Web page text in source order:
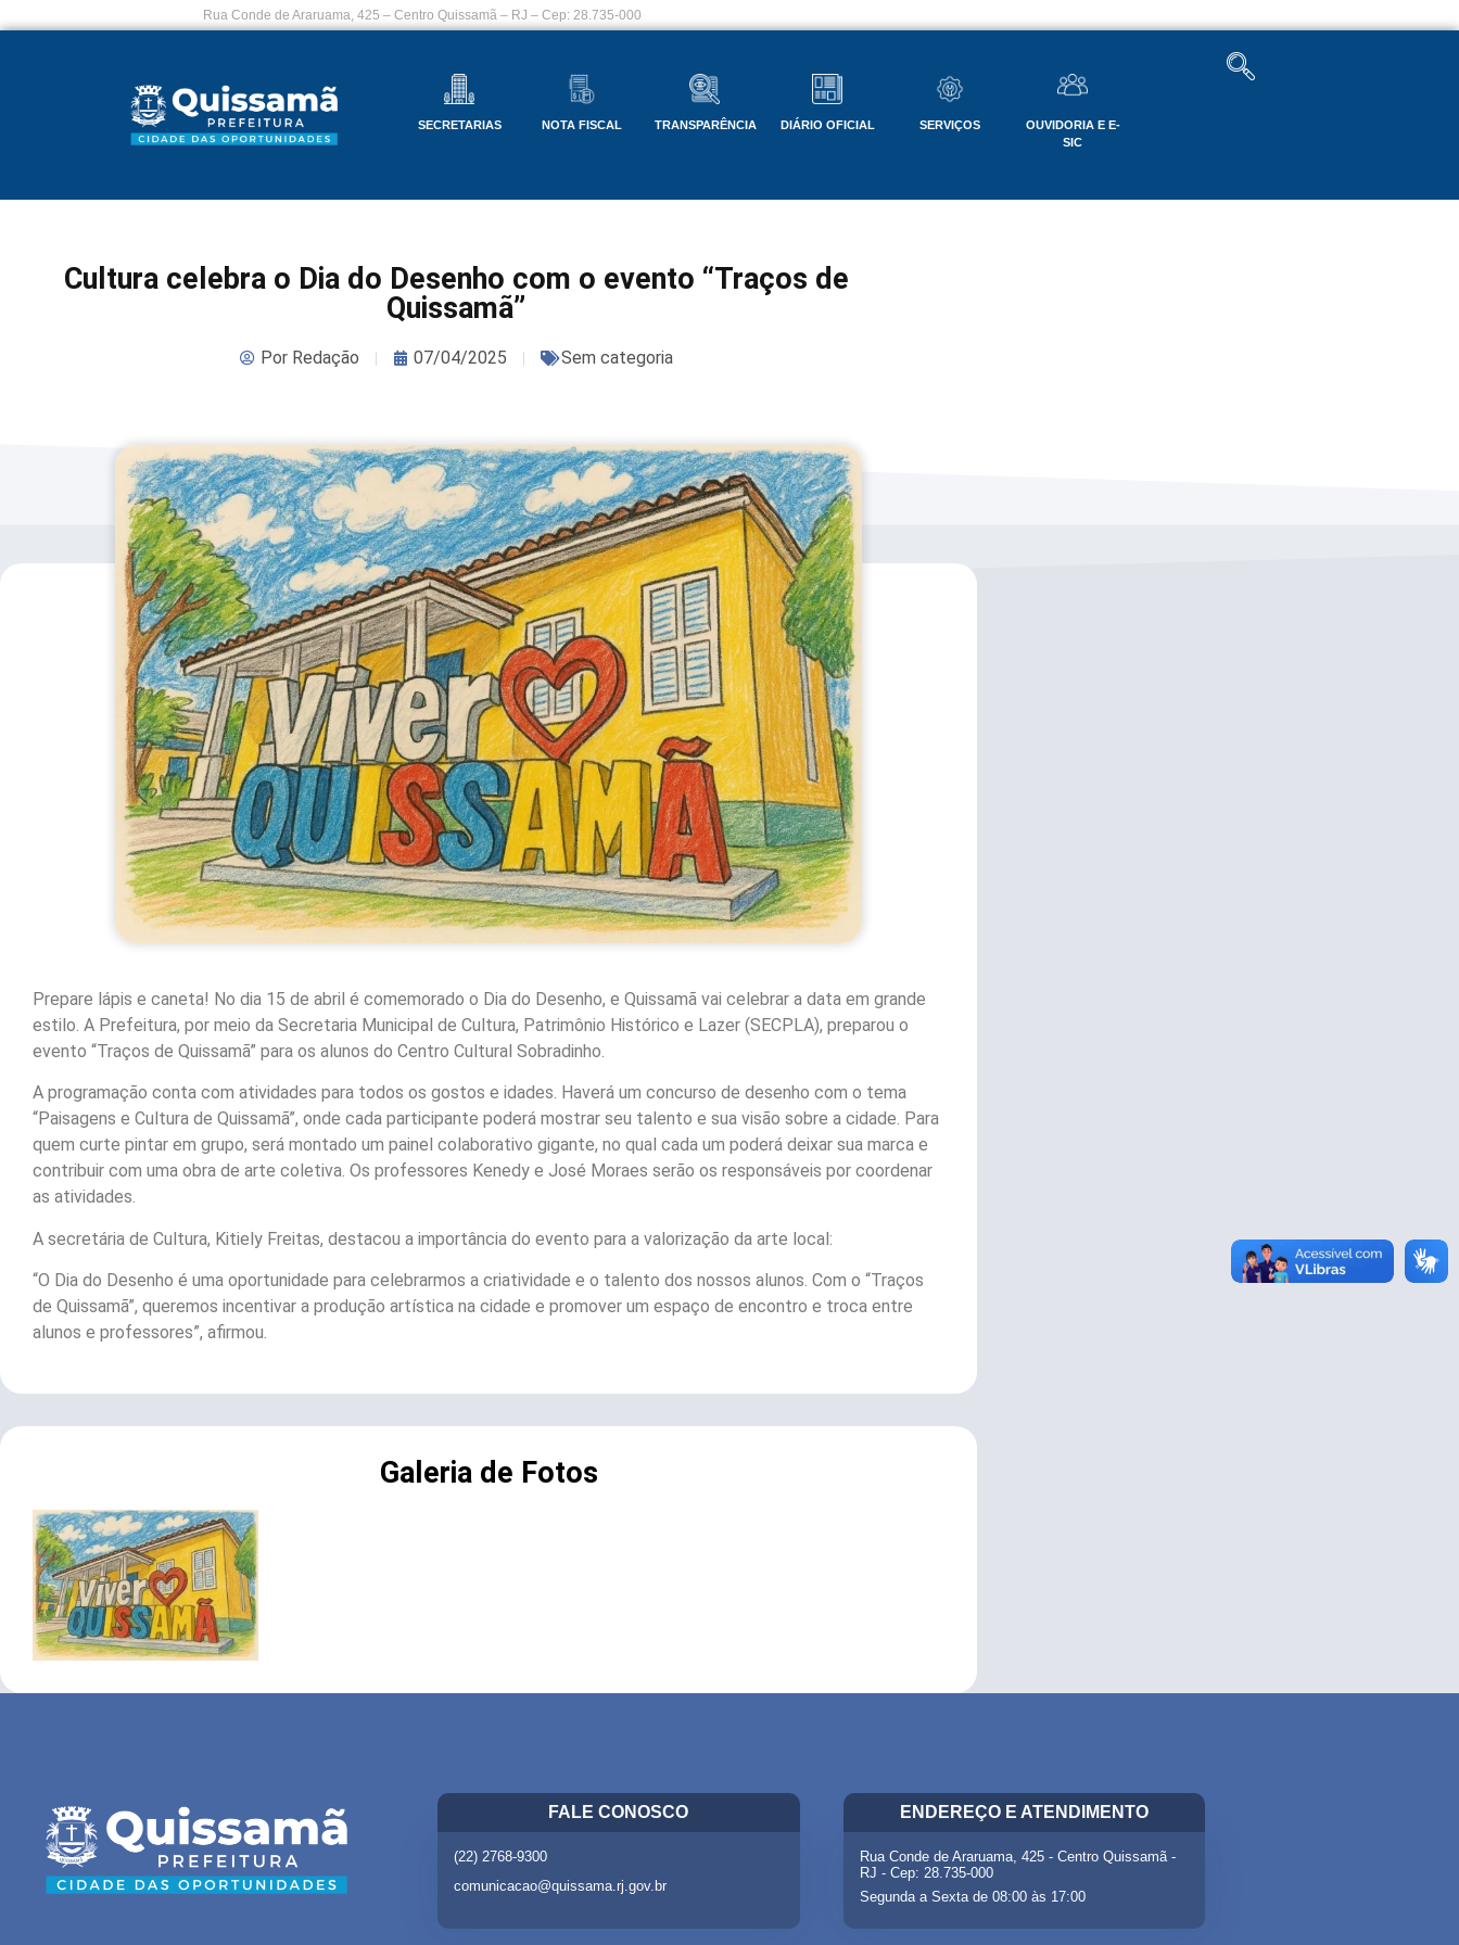
Rua Conde de Araruama, 425 – Centro Quissamã – RJ – Cep: 28.735-000
SECRETARIAS NOTA FISCAL TRANSPARÊNCIA DIÁRIO OFICIAL SERVIÇOS
OUVIDORIA E E-
SIC
Cultura celebra o Dia do Desenho com o evento “Traços de
Quissamã”
PorRedação 07/04/2025 Sem categoria
Prepare lápis e caneta! No dia 15 de abril é comemorado o Dia do Desenho, e Quissamã vai celebrar a data em grande
estilo. A Prefeitura, por meio da Secretaria Municipal de Cultura, Patrimônio Histórico e Lazer (SECPLA), preparou o
evento “Traços de Quissamã” para os alunos do Centro Cultural Sobradinho.
A programação conta com atividades para todos os gostos e idades. Haverá um concurso de desenho com o tema
“Paisagens e Cultura de Quissamã”, onde cada participante poderá mostrar seu talento e sua visão sobre a cidade. Para
quem curte pintar em grupo, será montado um painel colaborativo gigante, no qual cada um poderá deixar sua marca e
contribuir com uma obra de arte coletiva. Os professores Kenedy e José Moraes serão os responsáveis por coordenar
as atividades.
A secretária de Cultura, Kitiely Freitas, destacou a importância do evento para a valorização da arte local:
“O Dia do Desenho é uma oportunidade para celebrarmos a criatividade e o talento dos nossos alunos. Com o “Traços
de Quissamã”, queremos incentivar a produção artística na cidade e promover um espaço de encontro e troca entre
alunos e professores”, afirmou.
Galeria de Fotos
FALE CONOSCO
(22) 2768-9300
comunicacao@quissama.rj.gov.br
ENDEREÇO E ATENDIMENTO
Rua Conde de Araruama, 425 - Centro Quissamã -
RJ - Cep: 28.735-000
Segunda a Sexta de 08:00 às 17:00